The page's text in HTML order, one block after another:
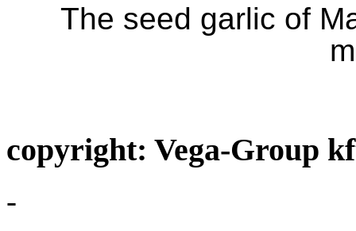
The seed garlic of
copyright: Vega-Group
-